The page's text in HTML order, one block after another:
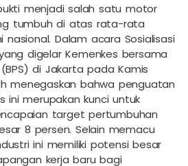
menjadi salah satu motor
tumbuh di atas rata-rata
Dalam acara Sosialisasi
digelar Kemenkes bersama
di Jakarta pada Kamis
menegaskan bahwa penguatan
merupakan kunci untuk
target pertumbuhan
8 persen. Selain memacu
ini memiliki potensi besar
kerja baru bagi